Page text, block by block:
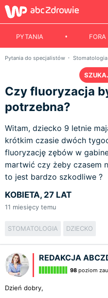
PYTANIA FORA
Pytania do specjalistów Stomatologia
Czy fluoryzacja
potrzebna?
Witam, dziecko 9 letnie
krótkim czasie dwóch
fluoryzację zębów w
martwić czy żeby czasem
to jest bardzo szkodliwe ?
KOBIETA, 27 LAT
11 miesięcy temu
STOMATOLOGIA DZIECKO
REDAKCJA
98 poziom
Dzień dobry,